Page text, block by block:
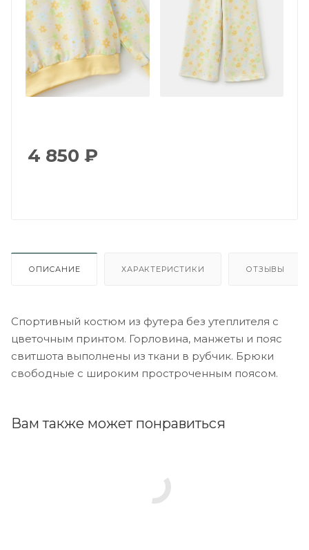
4 850 ₽
ОПИСАНИЕ ХАРАКТЕРИСТИКИ ОТЗЫВЫ
Спортивный костюм из футера без утеплителя с
цветочным принтом. Горловина, манжеты и пояс
свитшота выполнены из ткани в рубчик. Брюки
свободные с широким простроченным поясом.
Вам также может понравиться